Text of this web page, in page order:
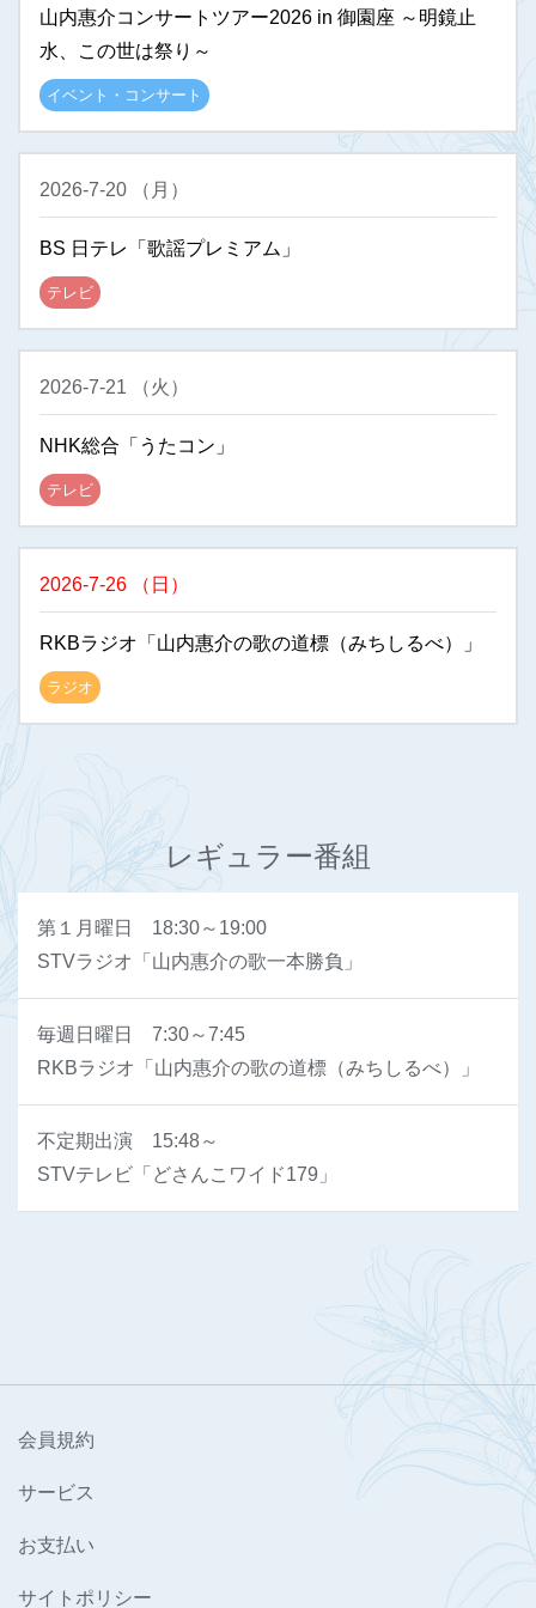
山内惠介コンサートツアー2026 in 御園座 ～明鏡止
水、この世は祭り～
イベント・コンサート
2026-7-20 （ 月 ）
BS 日テレ「歌謡プレミアム」
テレビ
2026-7-21 （ 火 ）
NHK総合「うたコン」
テレビ
2026-7-26 （ 日 ）
RKBラジオ「山内惠介の歌の道標（みちしるべ）」
ラジオ
レギュラー番組
第１月曜日 18:30～19:00
STVラジオ「山内惠介の歌一本勝負」
毎週日曜日 7:30～7:45
RKBラジオ「山内惠介の歌の道標（みちしるべ）」
不定期出演 15:48～
STVテレビ「どさんこワイド179」
会員規約
サービス
お支払い
サイトポリシー